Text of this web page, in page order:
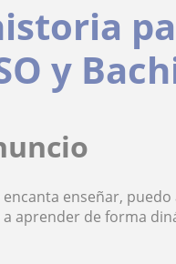
y
enseñar,
aprender de forma